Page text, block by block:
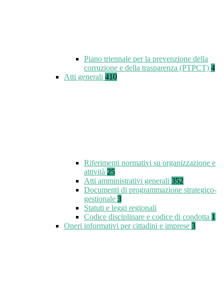
Piano triennale per la prevenzione della
corruzione e della trasparenza (PTPCT) 4
Atti generali 410
Riferimenti normativi su organizzazione e
attività 25
Atti amministrativi generali 352
Documenti di programmazione strategico-
gestionale 3
Statuti e leggi regionali
Codice disciplinare e codice di condotta 1
Oneri informativi per cittadini e imprese 3